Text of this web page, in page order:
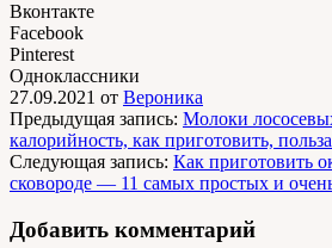
Вконтакте
Facebook
Pinterest
Одноклассники
27.09.2021 от Вероника
Предыдущая запись: Молоки
калорийность, как приготовить,
Следующая запись: Как приготовить
сковороде — 11 самых простых и
Добавить комментарий